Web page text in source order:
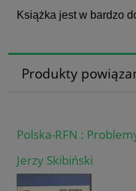
Książka jest w bardzo
Produkty
Polska-RFN :
Jerzy Skibiński